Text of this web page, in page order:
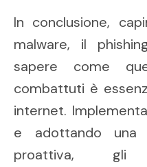
In conclusione,
malware, il
sapere come
combattuti è
internet.
e adottando una
proattiva, gli